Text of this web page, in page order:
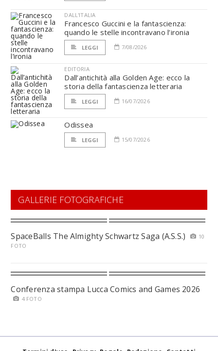
DALL'ITALIA
Francesco Guccini e la fantascienza:
quando le stelle incontravano l’ironia
LEGGI 7/08/2026
EDITORIA
Dall’antichità alla Golden Age: ecco la
storia della fantascienza letteraria
LEGGI 16/07/2026
Odissea
LEGGI 15/07/2026
GALLERIE FOTOGRAFICHE
SpaceBalls The Almighty Schwartz Saga (A.S.S.)
10
FOTO
Conferenza stampa Lucca Comics and Games 2026
4 FOTO